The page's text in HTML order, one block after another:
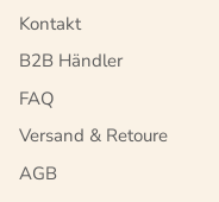
Kontakt
B2B Händler
FAQ
Versand & Retoure
AGB